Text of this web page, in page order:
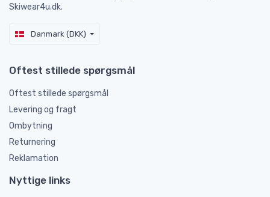
Skiwear4u.dk.
Danmark (DKK)
Oftest stillede spørgsmål
Oftest stillede spørgsmål
Levering og fragt
Ombytning
Returnering
Reklamation
Nyttige links